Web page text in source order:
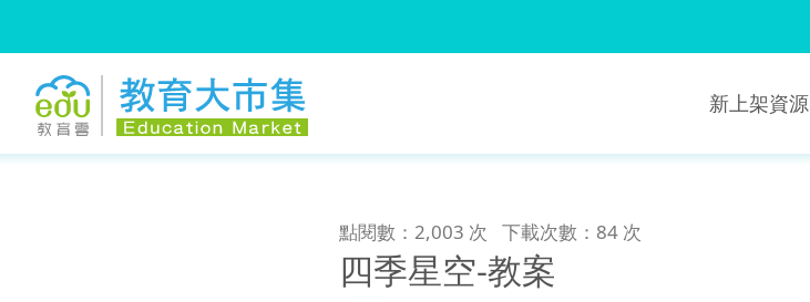
新上架資源
點閱數：2,003 次 下載次數：84 次
四季星空-教案